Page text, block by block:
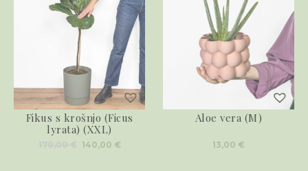
Fikus s krošnjo (Ficus
lyrata) (XXL)
Izvirna
cena
140,00 €Trenutna
Aloe vera (M)
13,00 €